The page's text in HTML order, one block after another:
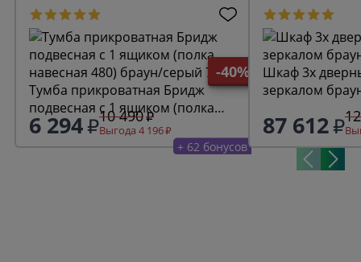
-40%
Тумба прикроватная Бридж
подвесная с 1 ящиком (полка
навесная 480) браун/серый 7012
6 294 10 490
Выгода 4 196
+ 62 бонусов
Шкаф 3х
зеркалом
87 612